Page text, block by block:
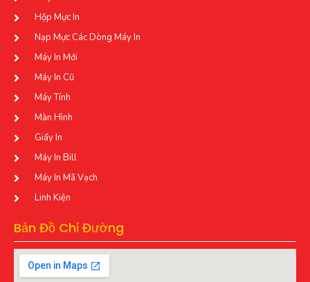
Hộp Mực In
Nạp Mực Các Dòng Máy In
Máy In Mới
Máy In Cũ
Máy Tính
Màn Hình
Giấy In
Máy In Bill
Máy In Mã Vạch
Linh Kiện
Bản Đồ Chỉ Đường